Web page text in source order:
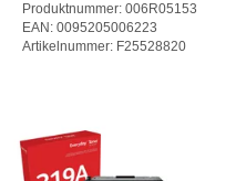
Produktnummer: 006R05153
EAN: 0095205006223
Artikelnummer: F25528820